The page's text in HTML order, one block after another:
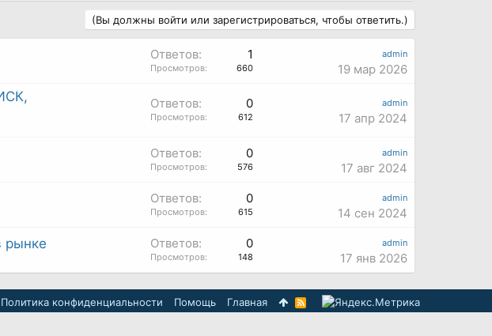
(Вы должны войти или зарегистрироваться, чтобы ответить.)
Ответов: 1
Просмотров: 660
admin
19 мар 2026
Ответов: 0
Просмотров: 612
admin
17 апр 2024
Ответов: 0
Просмотров: 576
admin
17 авг 2024
Ответов: 0
Просмотров: 615
admin
14 сен 2024
рынке Ответов: 0
Просмотров: 148
admin
17 янв 2026
Политика конфиденциальности Помощь Главная